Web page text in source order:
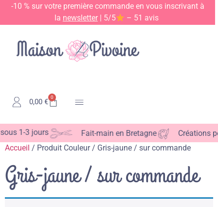
-10 % sur votre première commande en vous inscrivant à
la newsletter | 5/5 – 51 avis
0,00 €
0
1-3 jours Fait-main en Bretagne
Créations
Accueil / Produit Couleur / Gris-jaune / sur commande
Gris-jaune / sur commande